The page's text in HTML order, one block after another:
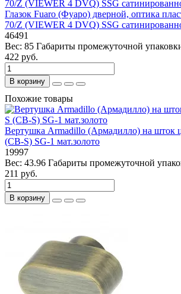
Глазок Fuaro (Фуаро) дверной, оптика
70/Z (VIEWER 4 DVQ) SSG
46491
Вес: 85 Габариты промежуточной
422 руб.
В корзину
Похожие товары
Вертушка Armadillo (Армадилло) на шток
(CB-S) SG-1 мат.золото
19997
Вес: 43.96 Габариты промежуточной
211 руб.
В корзину